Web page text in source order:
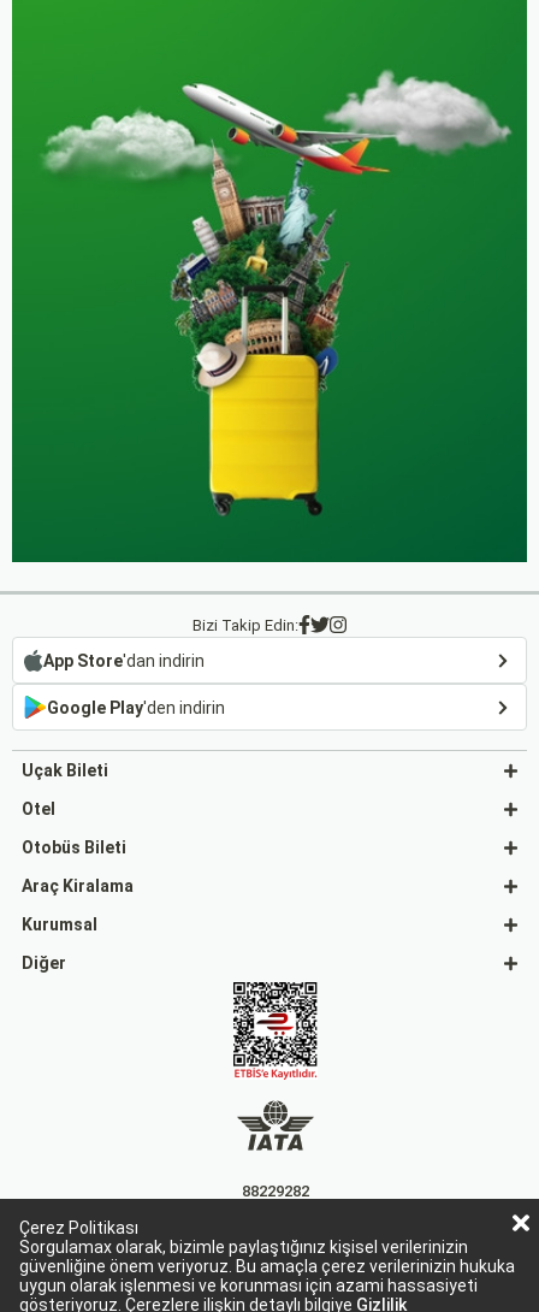
Çerez Politikası
Sorgulamax olarak, bizimle paylaştığınız kişisel verilerinizin
güvenliğine önem veriyoruz. Bu amaçla çerez verilerinizin hukuka
uygun olarak işlenmesi ve korunması için azami hassasiyeti
gösteriyoruz. Çerezlere ilişkin detaylı bilgiye Gizlilik
Bizi Takip Edin:
App Store'dan indirin
Google Play'den indirin
Uçak Bileti
Otel
Otobüs Bileti
Araç Kiralama
Kurumsal
Diğer
88229282
15863